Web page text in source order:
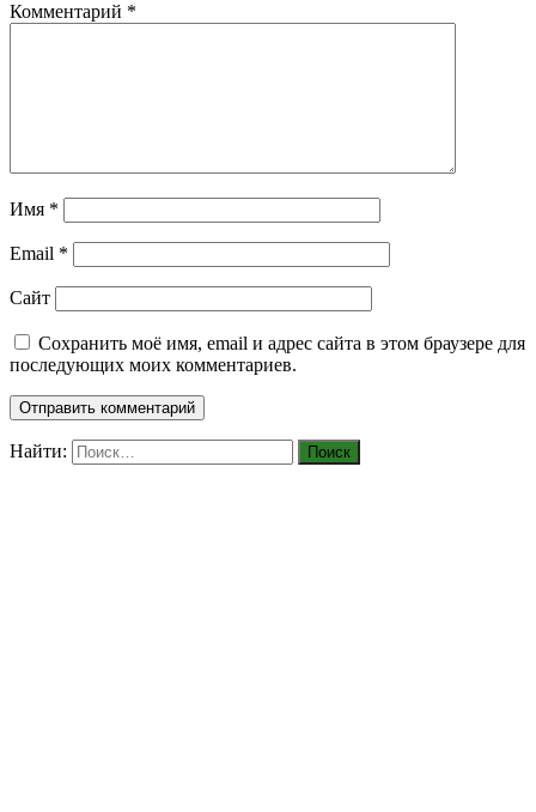
Комментарий *
Имя *
Email *
Сайт
Сохранить моё имя, email и адрес сайта в этом браузере для
последующих моих комментариев.
Найти: